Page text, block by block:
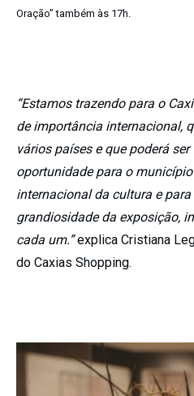
Oração” também às 17h.
“Estamos trazendo para o
de importância internacional,
vários países e que poderá
oportunidade para o
internacional da cultura e
grandiosidade da exposição,
cada um.”explica Cristiana
do Caxias Shopping.